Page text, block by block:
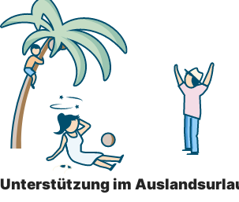
Unterstützung im